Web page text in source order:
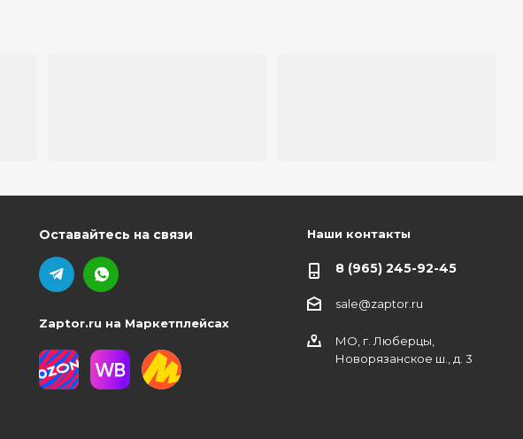
Оставайтесь на связи
Zaptor.ru на Маркетплейсах
Наши контакты
8 (965) 245-92-45
sale@zaptor.ru
МО, г. Люберцы,
Новорязанское ш., д. 3